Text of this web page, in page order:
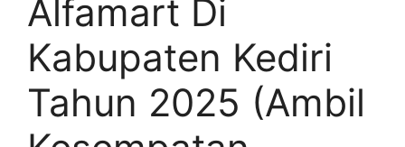
Alfamart Di
Kabupaten Kediri
Tahun 2025 (Ambil